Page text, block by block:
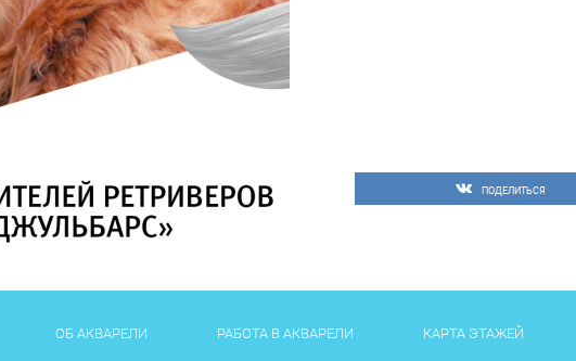
ПОДЕЛИТЬСЯ
ОБ АКВАРЕЛИ РАБОТА В АКВАРЕЛИ КАРТА ЭТАЖЕЙ